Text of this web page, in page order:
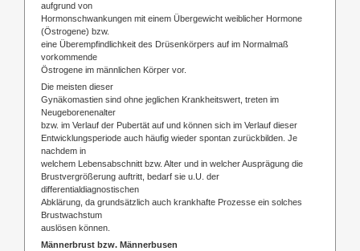
aufgrund von
Hormonschwankungen mit einem Übergewicht weiblicher Hormone
(Östrogene) bzw.
eine Überempfindlichkeit des Drüsenkörpers auf im Normalmaß
vorkommende
Östrogene im männlichen Körper vor.
Die meisten dieser
Gynäkomastien sind ohne jeglichen Krankheitswert, treten im
Neugeborenenalter
bzw. im Verlauf der Pubertät auf und können sich im Verlauf dieser
Entwicklungsperiode auch häufig wieder spontan zurückbilden. Je
nachdem in
welchem Lebensabschnitt bzw. Alter und in welcher Ausprägung die
Brustvergrößerung auftritt, bedarf sie u.U. der
differentialdiagnostischen
Abklärung, da grundsätzlich auch krankhafte Prozesse ein solches
Brustwachstum
auslösen können.
Männerbrust bzw. Männerbusen